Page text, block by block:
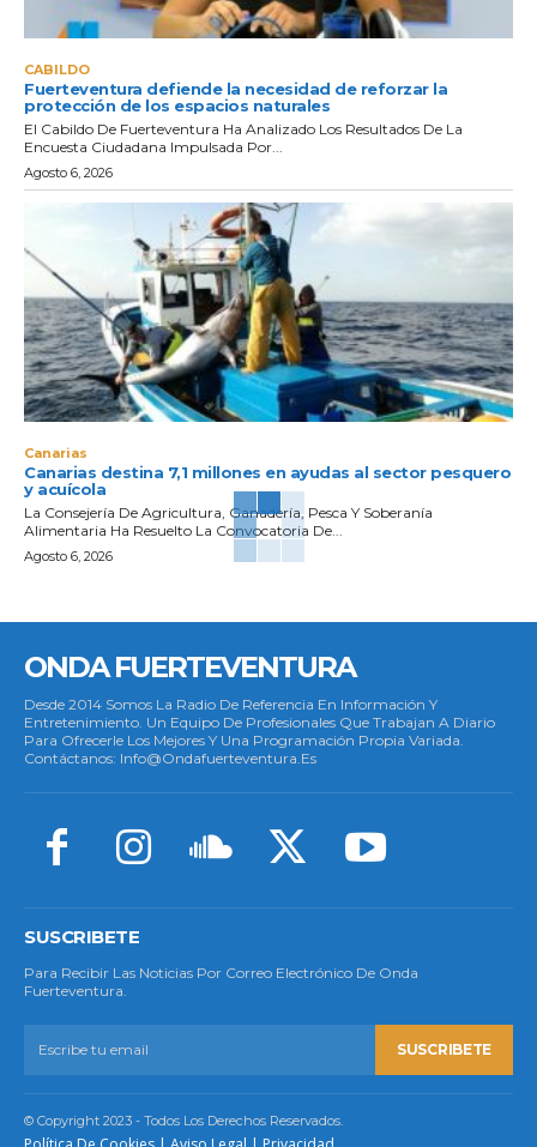
CABILDO
Fuerteventura defiende la necesidad de reforzar la
protección de los espacios naturales
El Cabildo De Fuerteventura Ha Analizado Los Resultados De La
Encuesta Ciudadana Impulsada Por...
Agosto 6, 2026
Canarias
Canarias destina 7,1 millones en ayudas al sector pesquero
y acuícola
La Consejería De Agricultura, Ganadería, Pesca Y Soberanía
Alimentaria Ha Resuelto La Convocatoria De...
Agosto 6, 2026
ONDA FUERTEVENTURA
Desde 2014 Somos La Radio De Referencia En Información Y
Entretenimiento. Un Equipo De Profesionales Que Trabajan A Diario
Para Ofrecerle Los Mejores Y Una Programación Propia Variada.
Contáctanos: Info@ondafuerteventura.es
SUSCRIBETE
Para Recibir Las Noticias Por Correo Electrónico De Onda
Fuerteventura.
SUSCRIBETE
© Copyright 2023 - Todos Los Derechos Reservados.